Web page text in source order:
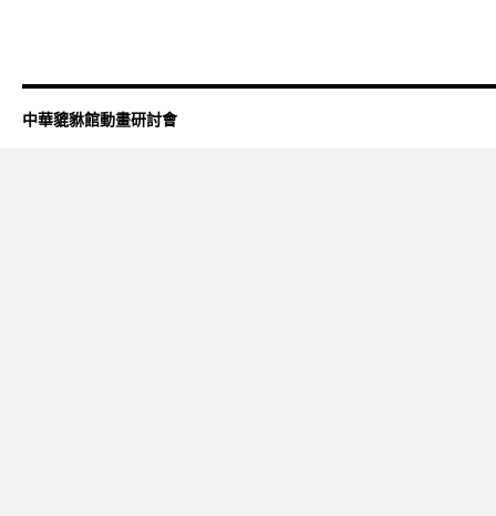
中華貔貅館動畫研討會